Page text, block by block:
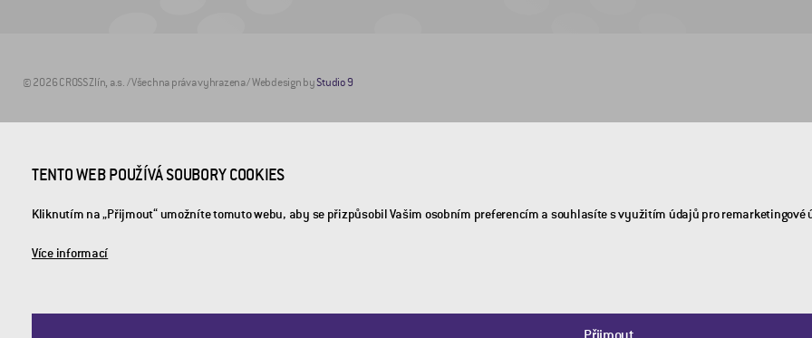
© 2026 CROSS Zlín, a.s. / Všechna práva vyhrazena / Webdesign byStudio 9
TENTO WEB POUŽÍVÁ SOUBORY COOKIES
Kliknutím na „Přijmout“ umožníte tomuto webu, aby se přizpůsobil Vašim osobním preferencím a souhlasíte s využitím údajů pro remarketingové
Více informací